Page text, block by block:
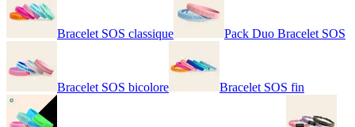
Bracelet SOS classique Pack Duo Bracelet SOS
Bracelet SOS bicolore Bracelet SOS fin